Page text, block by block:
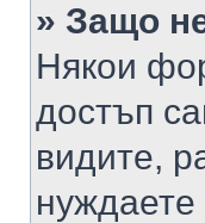
» Защо
Някои
достъп
видите,